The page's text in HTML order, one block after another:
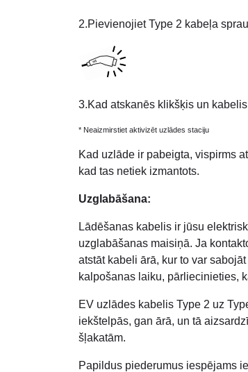
2.Pievienojiet Type 2 kabeļa
3.Kad atskanēs klikšķis un
* Neaizmirstiet aktivizēt uzlādes staciju
Kad uzlāde ir pabeigta, vispirms
kad tas netiek izmantots.
Uzglabāšana:
Lādēšanas kabelis ir jūsu
uzglabāšanas maisiņā. Ja
atstāt kabeli ārā, kur to var
kalpošanas laiku, pārliecinieties,
EV uzlādes kabelis Type 2 uz
iekštelpās, gan ārā, un tā
šļakatām.
Papildus piederumus iespējams